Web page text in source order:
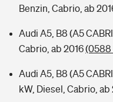
Benzin, Cabrio, ab
Audi A5, B8 (A5
Cabrio, ab 2016(0588
Audi A5, B8 (A5
kW, Diesel, Cabrio, ab